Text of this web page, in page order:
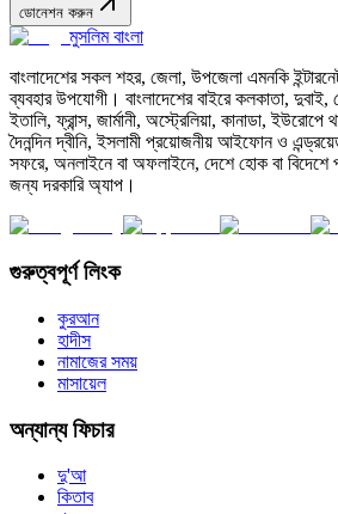
ডোনেশন করুন
মুসলিম বাংলা
বাংলাদেশের সকল শহর, জেলা, উপজেলা এমনকি
ব্যবহার উপযোগী। বাংলাদেশের বাইরে কলকাতা,
ইতালি, ফ্রান্স, জার্মানী, অস্ট্রেলিয়া, কানাডা, ইউরোপে
দৈনন্দিন দ্বীনি, ইসলামী প্রয়োজনীয় আইফোন ও
সফরে, অনলাইনে বা অফলাইনে, দেশে হোক বা বিদেশে
জন্য দরকারি অ্যাপ।
গুরুত্বপূর্ণ লিংক
কুরআন
হাদীস
নামাজের সময়
মাসায়েল
অন্যান্য ফিচার
দু'আ
কিতাব